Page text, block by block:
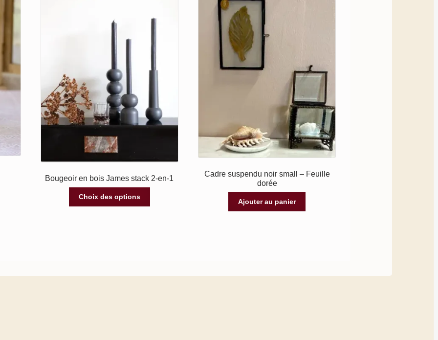
Bougeoir en bois James stack 2-en-1
Choix des options
Cadre suspendu noir small – Feuille
dorée
Ajouter au panier